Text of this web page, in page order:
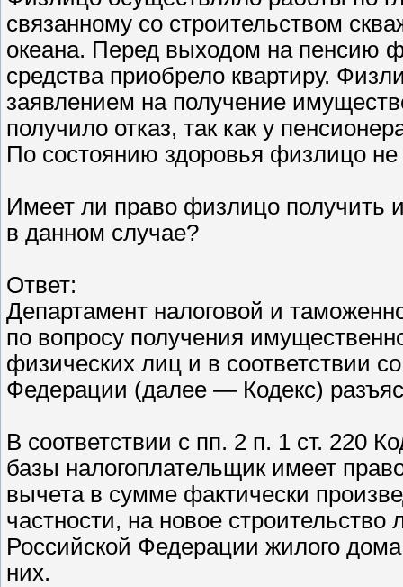
связанному со строительством
океана. Перед выходом на пенсию
средства приобрело квартиру.
заявлением на получение
получило отказ, так как у
По состоянию здоровья физлицо не
Имеет ли право физлицо
в данном случае?
Ответ:
Департамент налоговой и
по вопросу получения
физических лиц и в соответствии
Федерации (далее — Кодекс)
В соответствии с пп. 2 п. 1 ст. 220
базы налогоплательщик имеет
вычета в сумме фактически
частности, на новое
Российской Федерации жилого
них.